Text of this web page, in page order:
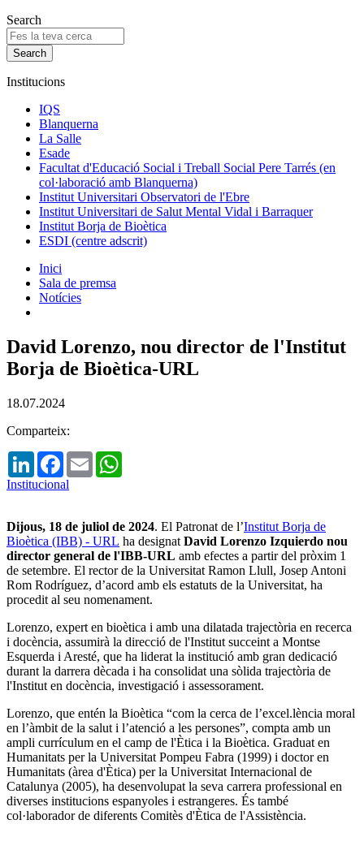
Search
Institucions
IQS
Blanquerna
La Salle
Esade
Facultat d'Educació Social i Treball Social Pere Tarrés (en
col·laboració amb Blanquerna)
Institut Universitari Observatori de l'Ebre
Institut Universitari de Salut Mental Vidal i Barraquer
Institut Borja de Bioètica
ESDI (centre adscrit)
Inici
Sala de premsa
Notícies
David Lorenzo, nou director de l'Institut
Borja de Bioètica-URL
18.07.2024
Comparteix:
LinkedInFacebook
Email
Institucional
Dijous, 18 de juliol de 2024. El Patronat de l’Institut Borja de
Bioètica (IBB) - URL ha designat David Lorenzo Izquierdo nou
director general de l'IBB-URL amb efectes a partir del pròxim 1
de setembre. El rector de la Universitat Ramon Llull, Josep Antoni
Rom Rodríguez, d’acord amb els estatuts de la Universitat, ha
procedit al seu nomenament.
Lorenzo, expert en bioètica i amb una dilatada trajectòria en recerca
i docència, assumirà la direcció de l'Institut succeint a Montse
Esquerda i Aresté, que ha liderat la institució amb gran dedicació
durant la darrera dècada i ha consolidat una sòlida trajectòria de
l'Institut en docència, investigació i assessorament.
Lorenzo, que entén la Bioètica “com la cerca de l’excel.lència moral
en l’àmbit de la salut i l’atenció a les persones”, compta amb un
ampli currículum en el camp de l'Ètica i la Bioètica. Graduat en
Humanitats per la Universitat Pompeu Fabra (1999) i doctor en
Humanitats (àrea d'Ètica) per la Universitat Internacional de
Catalunya (2005), ha desenvolupat la seva carrera professional en
diverses institucions espanyoles i estrangeres. És també
col·laborador de diferents Comitès d'Ètica de l'Assistència.